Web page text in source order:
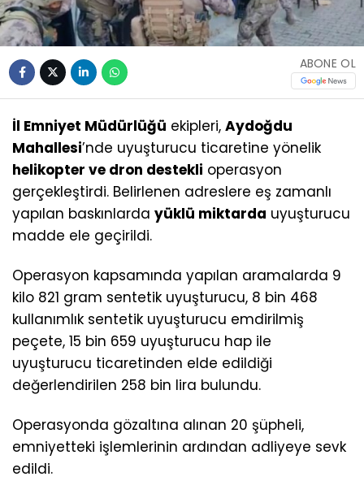
ABONE OL
İl Emniyet Müdürlüğü ekipleri, Aydoğdu
Mahallesi’nde uyuşturucu ticaretine yönelik
helikopter ve dron destekli operasyon
gerçekleştirdi. Belirlenen adreslere eş zamanlı
yapılan baskınlarda yüklü miktarda uyuşturucu
madde ele geçirildi.
Operasyon kapsamında yapılan aramalarda 9
kilo 821 gram sentetik uyuşturucu, 8 bin 468
kullanımlık sentetik uyuşturucu emdirilmiş
peçete, 15 bin 659 uyuşturucu hap ile
uyuşturucu ticaretinden elde edildiği
değerlendirilen 258 bin lira bulundu.
Operasyonda gözaltına alınan 20 şüpheli,
emniyetteki işlemlerinin ardından adliyeye sevk
edildi.